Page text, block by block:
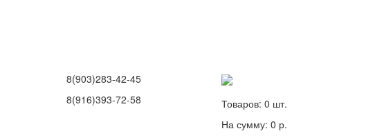
8(903)283-42-45
8(916)393-72-58
Товаров: 0 шт.
На сумму: 0 р.